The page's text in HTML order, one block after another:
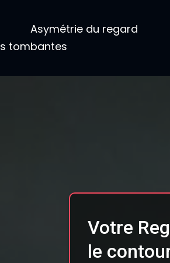
Asymétrie du regard
tombantes
Votre
le